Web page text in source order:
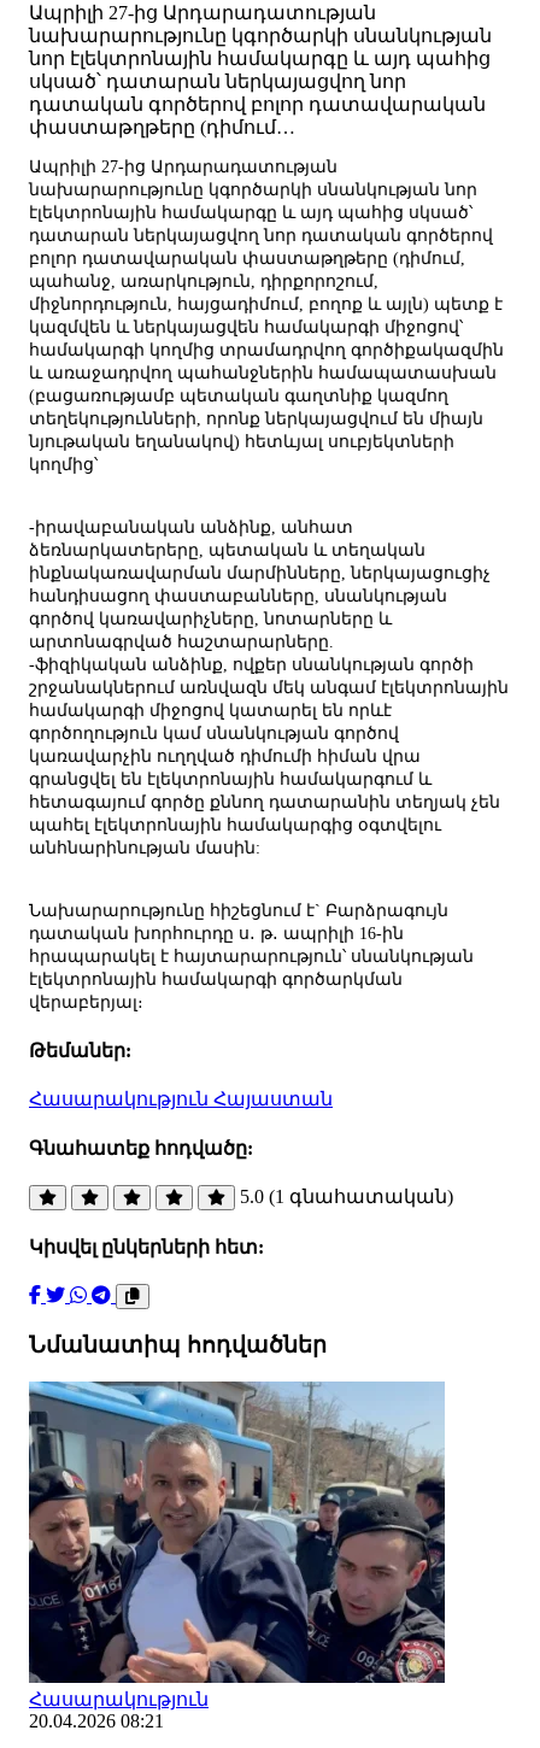
Ապրիլի 27-ից Արդարադատության
նախարարությունը կգործարկի սնանկության
նոր էլեկտրոնային համակարգը և այդ պահից
սկսած՝ դատարան ներկայացվող նոր
դատական գործերով բոլոր դատավարական
փաստաթղթերը (դիմում…
Ապրիլի 27-ից Արդարադատության
նախարարությունը կգործարկի սնանկության նոր
էլեկտրոնային համակարգը և այդ պահից սկսած՝
դատարան ներկայացվող նոր դատական գործերով
բոլոր դատավարական փաստաթղթերը (դիմում,
պահանջ, առարկություն, դիրքորոշում,
միջնորդություն, հայցադիմում, բողոք և այլն) պետք է
կազմվեն և ներկայացվեն համակարգի միջոցով՝
համակարգի կողմից տրամադրվող գործիքակազմին
և առաջադրվող պահանջներին համապատասխան
(բացառությամբ պետական գաղտնիք կազմող
տեղեկությունների, որոնք ներկայացվում են միայն
նյութական եղանակով) հետևյալ սուբյեկտների
կողմից՝
-իրավաբանական անձինք, անհատ
ձեռնարկատերերը, պետական և տեղական
ինքնակառավարման մարմինները, ներկայացուցիչ
հանդիսացող փաստաբանները, սնանկության
գործով կառավարիչները, նոտարները և
արտոնագրված հաշտարարները.
-ֆիզիկական անձինք, ովքեր սնանկության գործի
շրջանակներում առնվազն մեկ անգամ էլեկտրոնային
համակարգի միջոցով կատարել են որևէ
գործողություն կամ սնանկության գործով
կառավարչին ուղղված դիմումի հիման վրա
գրանցվել են էլեկտրոնային համակարգում և
հետագայում գործը քննող դատարանին տեղյակ չեն
պահել էլեկտրոնային համակարգից օգտվելու
անհնարինության մասին:
Նախարարությունը հիշեցնում է` Բարձրագույն
դատական խորհուրդը ս․ թ․ ապրիլի 16-ին
հրապարակել է հայտարարություն՝ սնանկության
էլեկտրոնային համակարգի գործարկման
վերաբերյալ։
Թեմաներ:
Հասարակություն Հայաստան
Գնահատեք հոդվածը:
5.0 (1 գնահատական)
Կիսվել ընկերների հետ:
Նմանատիպ հոդվածներ
Հասարակություն
20.04.2026 08:21